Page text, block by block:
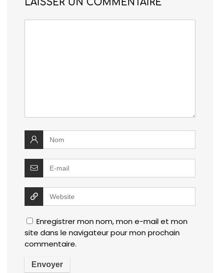
LAISSER UN COMMENTAIRE
Enregistrer mon nom, mon e-mail et mon
site dans le navigateur pour mon prochain
commentaire.